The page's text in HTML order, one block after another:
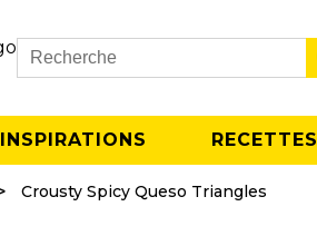
Search
INSPIRATIONS RECETTES
Crousty Spicy Queso Triangles